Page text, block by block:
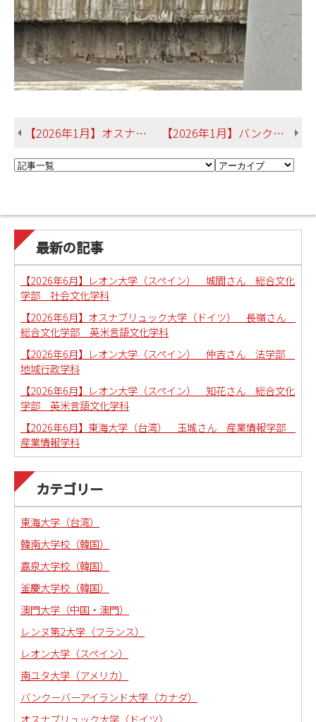
【2026年1月】オスナブリュック大学（ドイツ） 長嶺さん 総合文化学部 英米言語文化学科 【2026年1月】バンクーバーアイランド大学（カナダ） 根路銘さん 総合文化学部 英米言語文化学科
最新の記事
【2026年6月】レオン大学（スペイン） 城間さん 総合文化
学部 社会文化学科
【2026年6月】オスナブリュック大学（ドイツ） 長嶺さん
総合文化学部 英米言語文化学科
【2026年6月】レオン大学（スペイン） 仲吉さん 法学部
地域行政学科
【2026年6月】レオン大学（スペイン） 知花さん 総合文化
学部 英米言語文化学科
【2026年6月】東海大学（台湾） 玉城さん 産業情報学部
産業情報学科
カテゴリー
東海大学（台湾）
韓南大学校（韓国）
嘉泉大学校（韓国）
釜慶大学校（韓国）
澳門大学（中国・澳門）
レンヌ第2大学（フランス）
レオン大学（スペイン）
南ユタ大学（アメリカ）
バンクーバーアイランド大学（カナダ）
オスナブリュック大学（ドイツ）